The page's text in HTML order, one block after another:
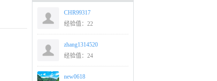
CHR99317
经验值：22
zhang1314520
经验值：24
new0618